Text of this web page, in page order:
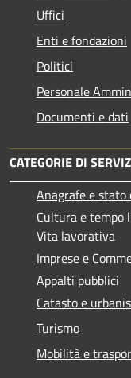
Uffici
Enti e fondazioni
Politici
Personale
Documenti e dati
CATEGORIE DI
Anagrafe e stato
Cultura e tempo
Vita lavorativa
Imprese e
Appalti pubblici
Catasto e
Turismo
Mobilità e